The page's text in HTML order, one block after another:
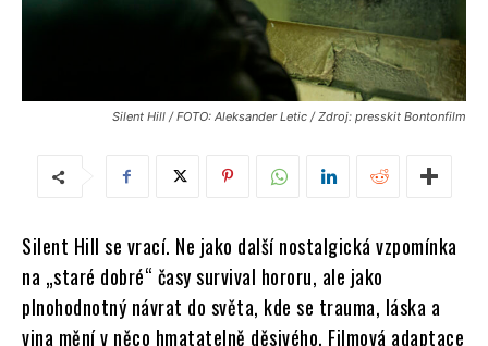
Silent Hill / FOTO: Aleksander Letic / Zdroj: presskit Bontonfilm
Silent Hill se vrací. Ne jako další nostalgická vzpomínka
na „staré dobré“ časy survival hororu, ale jako
plnohodnotný návrat do světa, kde se trauma, láska a
vina mění v něco hmatatelně děsivého. Filmová adaptace